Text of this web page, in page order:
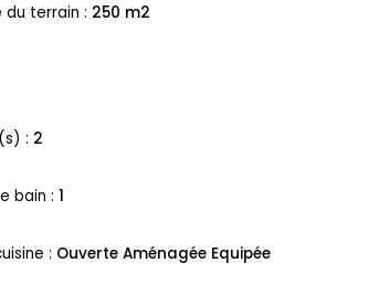
du terrain : 250 m2
: 2
bain : 1
: Ouverte Aménagée Equipée